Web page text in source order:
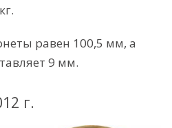
равен 100,5 мм, а
9 мм.
г.